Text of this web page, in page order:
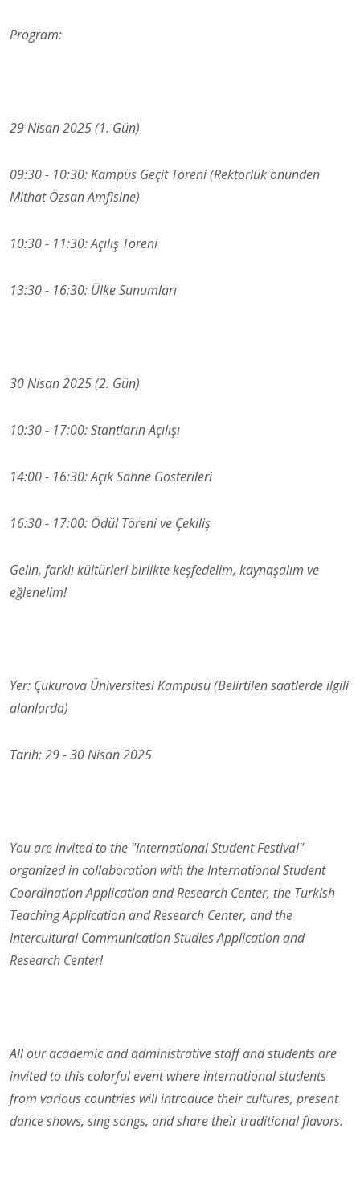
Program:
29 Nisan 2025 (1. Gün)
09:30 - 10:30: Kampüs Geçit Töreni (Rektörlük önünden
Mithat Özsan Amfisine)
10:30 - 11:30: Açılış Töreni
13:30 - 16:30: Ülke Sunumları
30 Nisan 2025 (2. Gün)
10:30 - 17:00: Stantların Açılışı
14:00 - 16:30: Açık Sahne Gösterileri
16:30 - 17:00: Ödül Töreni ve Çekiliş
Gelin, farklı kültürleri birlikte keşfedelim, kaynaşalım ve
eğlenelim!
Yer: Çukurova Üniversitesi Kampüsü (Belirtilen saatlerde ilgili
alanlarda)
Tarih: 29 - 30 Nisan 2025
You are invited to the "International Student Festival"
organized in collaboration with the International Student
Coordination Application and Research Center, the Turkish
Teaching Application and Research Center, and the
Intercultural Communication Studies Application and
Research Center!
All our academic and administrative staff and students are
invited to this colorful event where international students
from various countries will introduce their cultures, present
dance shows, sing songs, and share their traditional flavors.